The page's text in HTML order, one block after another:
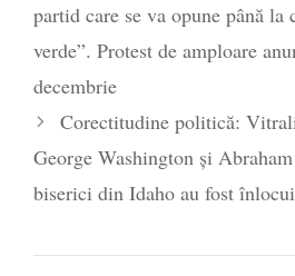
partid care se va opune până
verde”. Protest de amploare
decembrie
Corectitudine politică:
George Washington și
biserici din Idaho au fost